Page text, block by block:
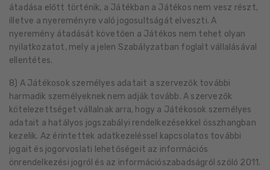
átadása előtt történik, a Játékban a Játékos nem vesz részt,
illetve a nyereményre való jogosultságát elveszti. A
nyeremény átadását követően a Játékos nem tehet olyan
nyilatkozatot, mely a jelen Szabályzatban foglalt vállalásával
ellentétes.
8) A Játékosok személyes adatait a szervezők további
harmadik személyeknek nem adják tovább. A szervezők
kötelezettséget vállalnak arra, hogy a Játékosok személyes
adatait a hatályos jogszabályi rendelkezésekkel összhangban
kezelik. Az érintettek adatkezeléssel kapcsolatos további
jogait és jogorvoslati lehetőségeit az információs
önrendelkezési jogról és az információszabadságról szóló 2011.